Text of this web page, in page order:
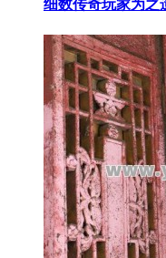
细数传奇玩家为之